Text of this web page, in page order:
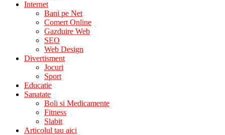
Internet
Bani pe Net
Comert Online
Gazduire Web
SEO
Web Design
Divertisment
Jocuri
Sport
Educatie
Sanatate
Boli si Medicamente
Fitness
Slabit
Articolul tau aici